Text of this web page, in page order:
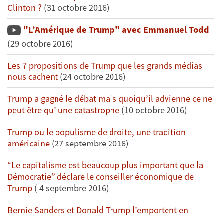
Clinton ? (31 octobre 2016)
"L’Amérique de Trump" avec Emmanuel Todd
(29 octobre 2016)
Les 7 propositions de Trump que les grands médias
nous cachent (24 octobre 2016)
Trump a gagné le débat mais quoiqu’il advienne ce ne
peut être qu’ une catastrophe (10 octobre 2016)
Trump ou le populisme de droite, une tradition
américaine (27 septembre 2016)
“Le capitalisme est beaucoup plus important que la
Démocratie” déclare le conseiller économique de
Trump ( 4 septembre 2016)
Bernie Sanders et Donald Trump l’emportent en